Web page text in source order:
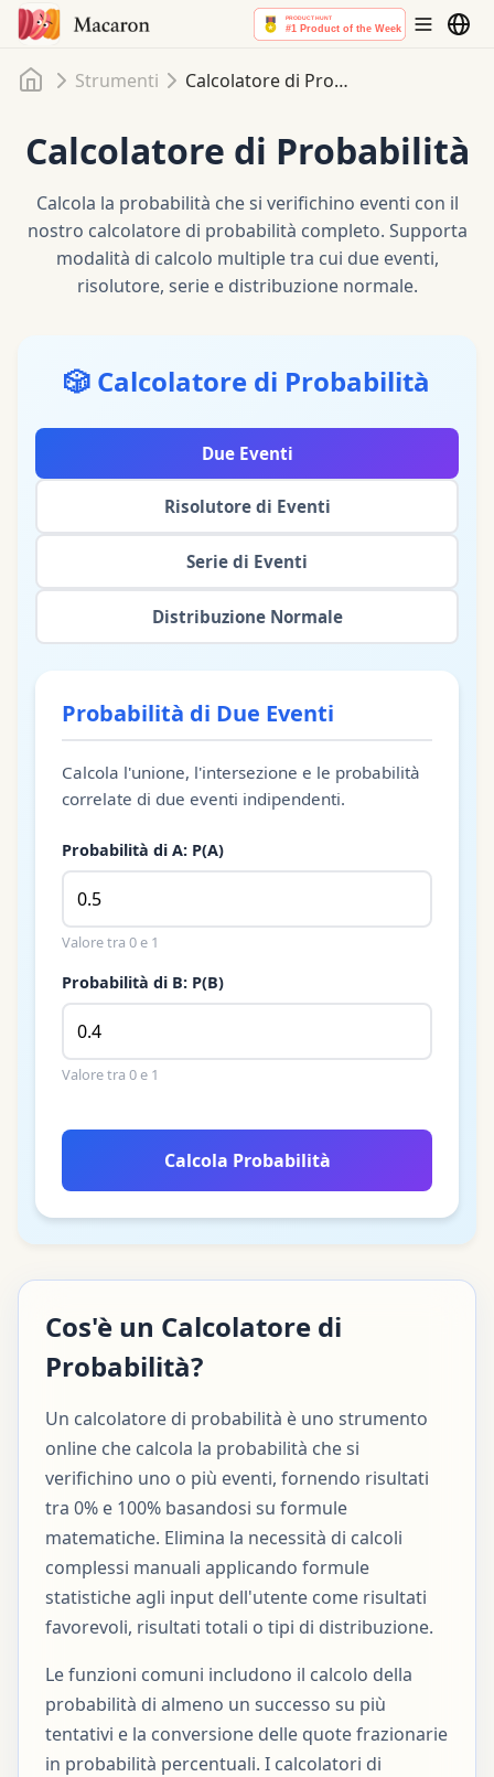
HomeStrumenti Calcolatore di Probabilità
Calcolatore di Probabilità
Calcola la probabilità che si verifichino eventi con il
nostro calcolatore di probabilità completo. Supporta
modalità di calcolo multiple tra cui due eventi,
risolutore, serie e distribuzione normale.
🎲 Calcolatore di Probabilità
Due Eventi
Risolutore di Eventi
Serie di Eventi
Distribuzione Normale
Probabilità di Due Eventi
Calcola l'unione, l'intersezione e le probabilità
correlate di due eventi indipendenti.
Probabilità di A: P(A)
Valore tra 0 e 1
Probabilità di B: P(B)
Valore tra 0 e 1
Calcola Probabilità
Cos'è un Calcolatore di
Probabilità?
Un calcolatore di probabilità è uno strumento
online che calcola la probabilità che si
verifichino uno o più eventi, fornendo risultati
tra 0% e 100% basandosi su formule
matematiche. Elimina la necessità di calcoli
complessi manuali applicando formule
statistiche agli input dell'utente come risultati
favorevoli, risultati totali o tipi di distribuzione.
Le funzioni comuni includono il calcolo della
probabilità di almeno un successo su più
tentativi e la conversione delle quote frazionarie
in probabilità percentuali. I calcolatori di